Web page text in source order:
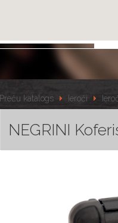
Preču katalogs Ieroči
NEGRINI